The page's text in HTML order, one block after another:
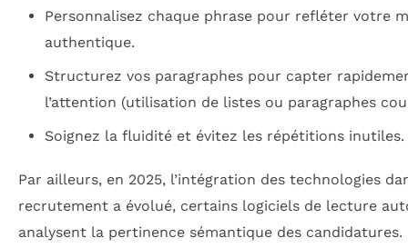
Personnalisez chaque phrase pour refléter votre
authentique.
Structurez vos paragraphes pour capter
l’attention (utilisation de listes ou paragraphes
Soignez la fluidité et évitez les répétitions inutiles.
Par ailleurs, en 2025, l’intégration des technologies
recrutement a évolué, certains logiciels de lecture
analysent la pertinence sémantique des candidatures.